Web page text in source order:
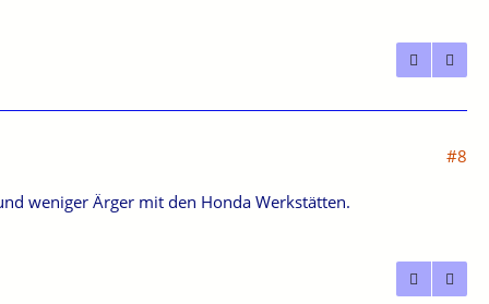
#8
weniger Ärger mit den Honda Werkstätten.